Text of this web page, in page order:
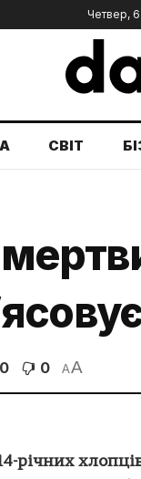
Четвер,
СВІТ
0 0 AA
хлопців: